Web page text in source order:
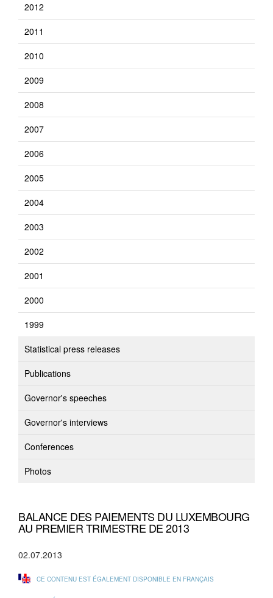
2012
2011
2010
2009
2008
2007
2006
2005
2004
2003
2002
2001
2000
1999
Statistical press releases
Publications
Governor's speeches
Governor's interviews
Conferences
Photos
BALANCE DES PAIEMENTS DU LUXEMBOURG
AU PREMIER TRIMESTRE DE 2013
02.07.2013
CE CONTENU EST ÉGALEMENT DISPONIBLE EN FRANÇAIS